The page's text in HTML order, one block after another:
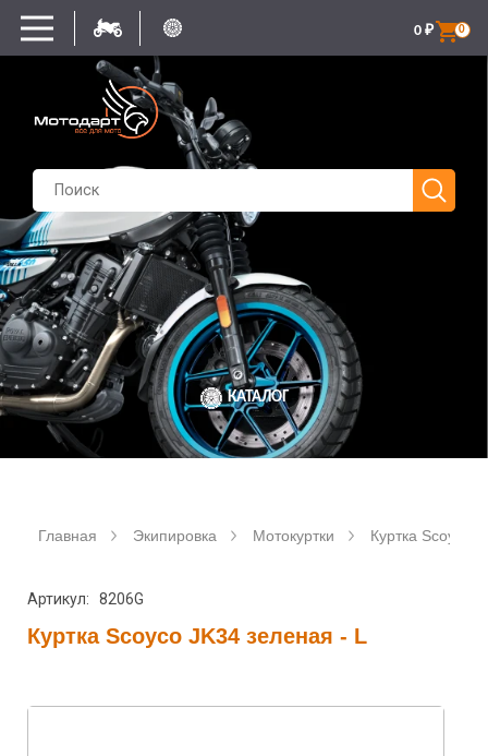
0
0 ₽
КАТАЛОГ
Главная Экипировка Мотокуртки Куртка Scoyco
Артикул: 8206G
Куртка Scoyco JK34 зеленая - L